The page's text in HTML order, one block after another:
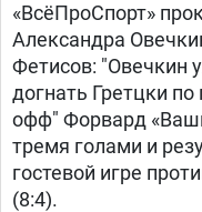
«ВсёПроСпорт»
Александра
Фетисов: "Овечкин
догнать Гретцки
офф" Форвард
тремя голами и
гостевой игре
(8:4).